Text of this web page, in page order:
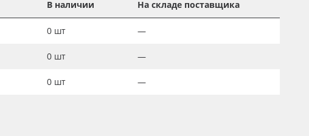
В наличии На складе поставщика
0 шт —
0 шт —
0 шт —